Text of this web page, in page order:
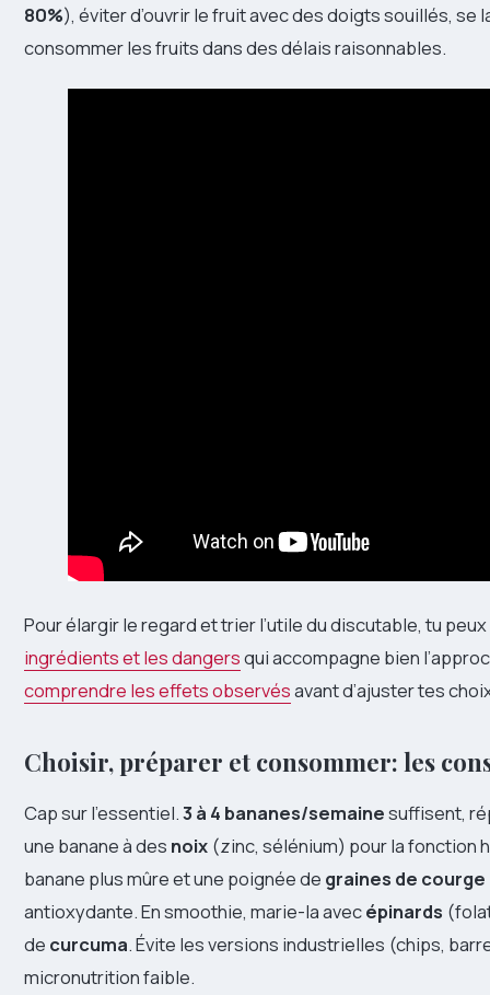
80%), éviter d’ouvrir le fruit avec des doigts souillés, se
consommer les fruits dans des délais raisonnables.
Pour élargir le regard et trier l’utile du discutable, tu
ingrédients et les dangersqui accompagne bien
comprendre les effets observésavant d’ajuster tes
Choisir, préparer et consommer: les
Cap sur l’essentiel.3 à 4 bananes/semainesuffisent,
une banane à des noix (zinc, sélénium) pour la fonction
banane plus mûre et une poignée de graines de courge
antioxydante. En smoothie, marie-la avecépinards
de curcuma. Évite les versions industrielles (chips,
micronutrition faible.